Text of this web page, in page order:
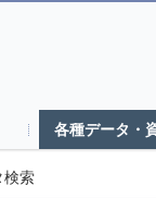
各種データ・
検索